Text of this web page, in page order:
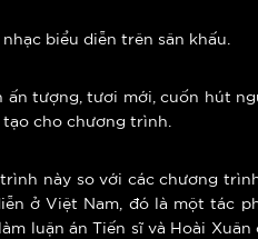
biểu diễn trên sân khấu.
tượng, tươi mới, cuốn hút
cho chương trình.
này so với các chương
ở Việt Nam, đó là một tác
luận án Tiến sĩ và Hoài